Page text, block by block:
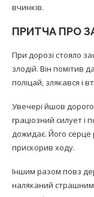
вчинків.
ПРИТЧА ПРО
При дорозі стояло
злодій. Він помітив
поліцай, злякався і
Увечері йшов
граціозний силует
дожидає. Його серце
прискорив ходу.
Іншим разом повз
наляканий